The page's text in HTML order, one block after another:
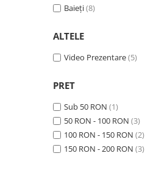
Baieți(8)
ALTELE
Video Prezentare(5)
PRET
Sub 50 RON (1)
50 RON - 100 RON (3)
100 RON - 150 RON (2)
150 RON - 200 RON (3)